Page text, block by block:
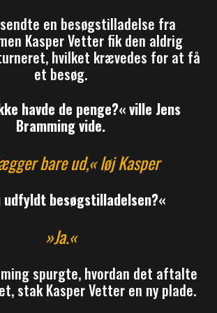
en besøgstilladelse fra
Kasper Vetter fik den aldrig
hvilket krævedes for at få
et besøg.
havde de penge?« ville Jens
Bramming vide.
bare ud,« løj Kasper
udfyldt besøgstilladelsen?«
»Ja.«
spurgte, hvordan det aftalte
stak Kasper Vetter en ny plade.